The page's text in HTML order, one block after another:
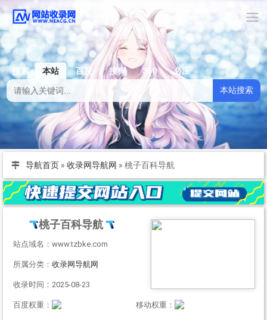
搜索 本站 百度 搜狗 360
必应
本站搜索
导航首页 » 收录网导航网 » 桃子百科导航
桃子百科导航
站点域名：www.tzbke.com
所属分类： 收录网导航网
收录时间：2025-08-23
百度权重： 移动权重：